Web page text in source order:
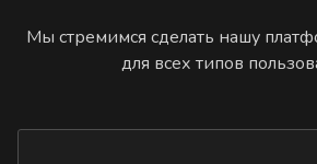
Мы стремимся сделать нашу
для всех типов